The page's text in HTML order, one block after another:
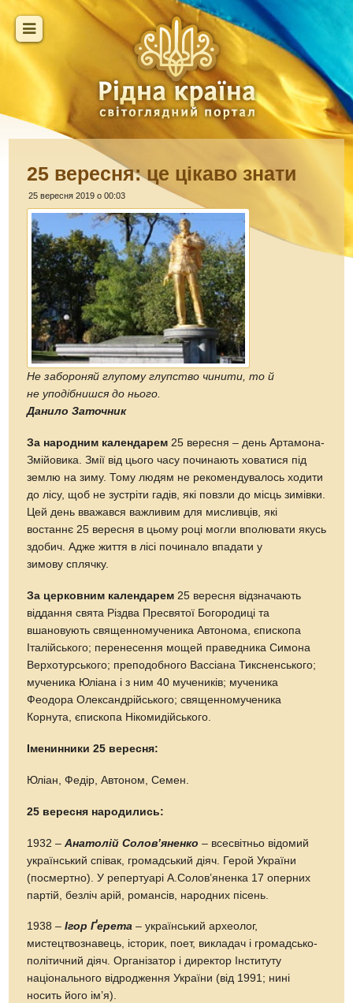
25 вересня: це цікаво знати
25 вересня 2019 о 00:03
Не забороняй глупому глупство чинити, то й
не уподібнишся до нього.
Данило Заточник
За народним календарем 25 вересня – день Артамона-
Змійовика. Змії від цього часу починають ховатися під
землю на зиму. Тому людям не рекомендувалось ходити
до лісу, щоб не зустріти гадів, які повзли до місць зимівки.
Цей день вважався важливим для мисливців, які
востаннє 25 вересня в цьому році могли вполювати якусь
здобич. Адже життя в лісі починало впадати у
зимову сплячку.
За церковним календарем 25 вересня відзначають
віддання свята Різдва Пресвятої Богородиці та
вшановують священномученика Автонома, єпископа
Італійського; перенесення мощей праведника Симона
Верхотурського; преподобного Вассіана Тиксненського;
мученика Юліана і з ним 40 мучеників; мученика
Феодора Олександрійського; священномученика
Корнута, єпископа Нікомидійського.
Іменинники 25 вересня:
Юліан, Федір, Автоном, Семен.
25 вересня народились:
1932 –Анатолій Солов’яненко – всесвітньо відомий
український співак, громадський діяч. Герой України
(посмертно). У репертуарі А.Солов’яненка 17 оперних
партій, безліч арій, романсів, народних пісень.
1938 –Ігор Ґерета – український археолог,
мистецтвознавець, історик, поет, викладач і громадсько-
політичний діяч. Організатор і директор Інституту
національного відродження України (від 1991; нині
носить його ім’я).